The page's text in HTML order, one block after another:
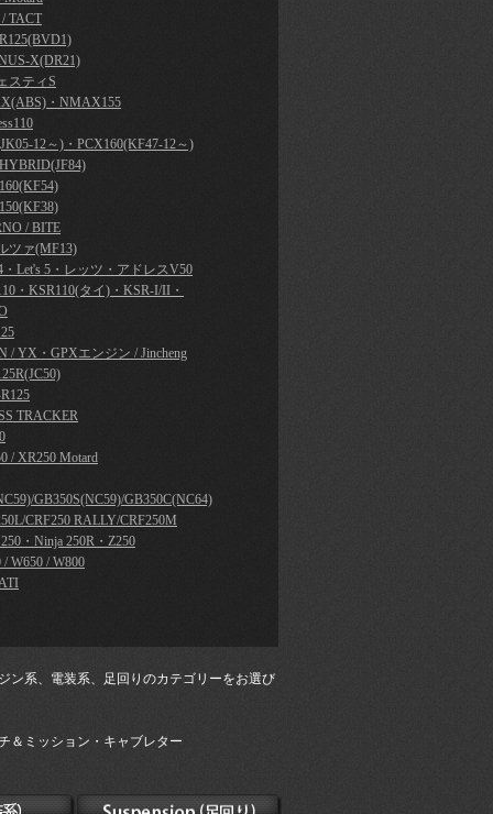
TACT
X(DR21)
スティS
・NMAX155
12～)・PCX160(KF47-12～)
/ BITE
ツァ(MF13)
・Let's 5・レッツ・アドレスV50
・KSR110(タイ)・KSR-I/II・
/ YX・GPXエンジン / Jincheng
TRACKER
/ XR250 Motard
GB350S(NC59)/GB350C(NC64)
CRF250 RALLY/CRF250M
・Ninja 250R・Z250
/ W650 / W800
ン系、電装系、足回りのカテゴリーをお選び
ミッション・キャブレター